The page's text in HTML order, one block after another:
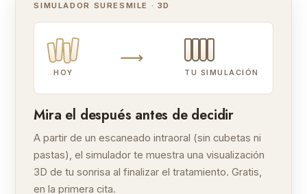
SIMULADOR SURESMILE · 3D
HOY
⟶
TU SIMULACIÓN
Mira el después antes de decidir
A partir de un escaneado intraoral (sin cubetas ni
pastas), el simulador te muestra una visualización
3D de tu sonrisa al finalizar el tratamiento. Gratis,
en la primera cita.